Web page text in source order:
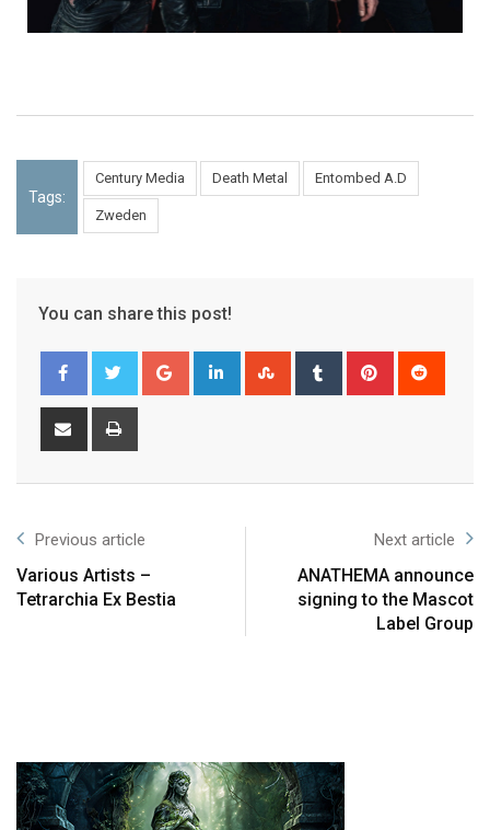
Tags:
Century Media Death Metal Entombed A.D
Zweden
You can share this post!
Previous article
Various Artists –
Tetrarchia Ex Bestia
Next article
ANATHEMA announce
signing to the Mascot
Label Group